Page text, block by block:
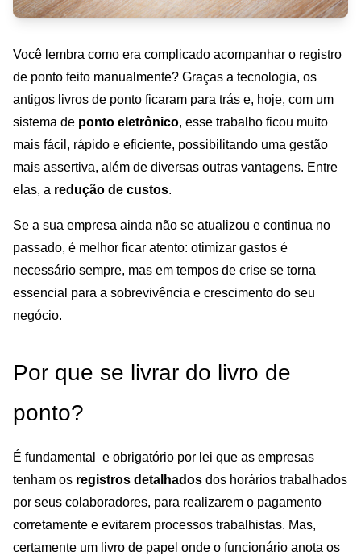
Você lembra como era complicado acompanhar o registro
de ponto feito manualmente? Graças a tecnologia, os
antigos livros de ponto ficaram para trás e, hoje, com um
sistema de ponto eletrônico, esse trabalho ficou muito
mais fácil, rápido e eficiente, possibilitando uma gestão
mais assertiva, além de diversas outras vantagens. Entre
elas, a redução de custos.
Se a sua empresa ainda não se atualizou e continua no
passado, é melhor ficar atento: otimizar gastos é
necessário sempre, mas em tempos de crise se torna
essencial para a sobrevivência e crescimento do seu
negócio.
Por que se livrar do livro de
ponto?
É fundamental e obrigatório por lei que as empresas
tenham os registros detalhados dos horários trabalhados
por seus colaboradores, para realizarem o pagamento
corretamente e evitarem processos trabalhistas. Mas,
certamente um livro de papel onde o funcionário anota os